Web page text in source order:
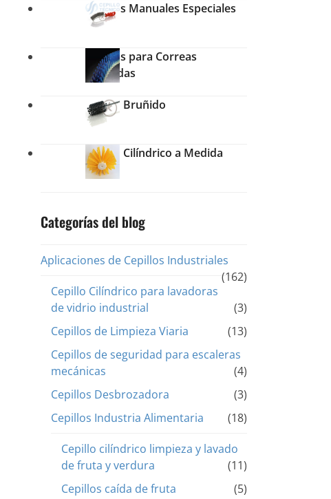
Cepillos Manuales Especiales
Cepillos para Correas
Dentadas
Cepillo Bruñido
Cepillo Cilíndrico a Medida
Categorías del blog
Aplicaciones de Cepillos Industriales
(162)
Cepillo Cilíndrico para lavadoras
de vidrio industrial
(3)
Cepillos de Limpieza Viaria
(13)
Cepillos de seguridad para escaleras
mecánicas
(4)
Cepillos Desbrozadora
(3)
Cepillos Industria Alimentaria
(18)
Cepillo cilíndrico limpieza y lavado
de fruta y verdura
(11)
Cepillos caída de fruta
(5)